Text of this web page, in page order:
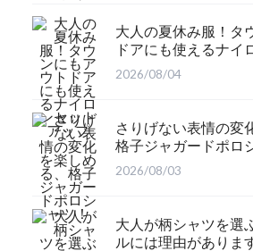
大人の夏休み服！タ
ドアにも使えるナイ
プ
2026/08/04
さりげない表情の変
格子ジャガードポロ
2026/08/03
大人が柄シャツを選
ルには理由がありま